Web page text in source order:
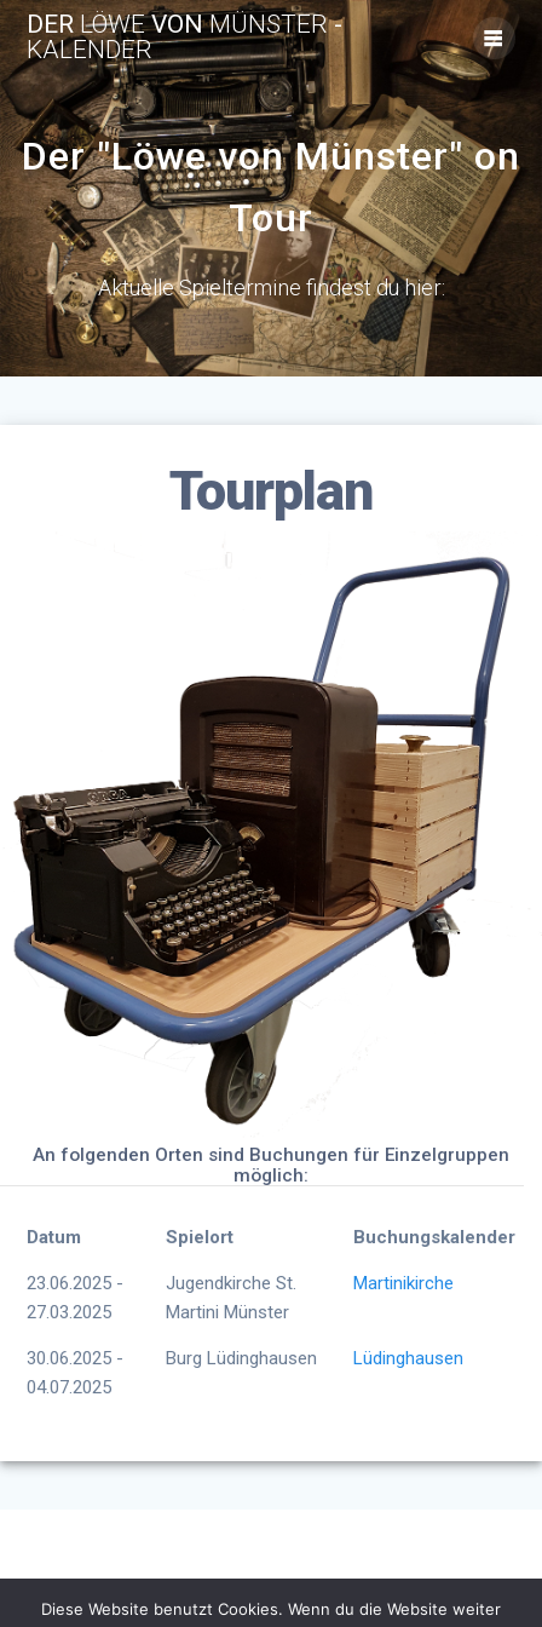
Skip
to
content
DER LÖWEVONMÜNSTER-
KALENDER
Der "Löwe von Münster" on
Tour
Aktuelle Spieltermine findest du hier:
Tourplan
An folgenden Orten sind Buchungen für Einzelgruppen
möglich:
Datum Spielort Buchungskalender
23.06.2025 -
27.03.2025
Jugendkirche St.
Martini Münster
Martinikirche
30.06.2025 -
04.07.2025
Burg Lüdinghausen Lüdinghausen
Diese Website benutzt Cookies. Wenn du die Website weiter